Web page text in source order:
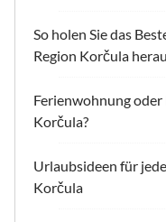
So holen Sie das
Region Korčula
Ferienwohnung oder
Korčula?
Urlaubsideen für
Korčula